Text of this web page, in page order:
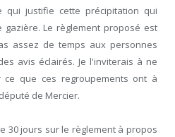
qui justifie cette précipitation qui
Le règlement proposé est
assez de temps aux personnes
avis éclairés. Je l'inviterais à ne
que ces regroupements ont à
de Mercier.
30 jours sur le règlement à propos